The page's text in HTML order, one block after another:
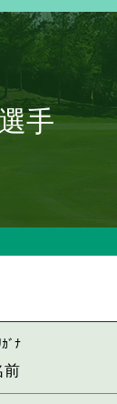
手
ｶﾞﾅ
前